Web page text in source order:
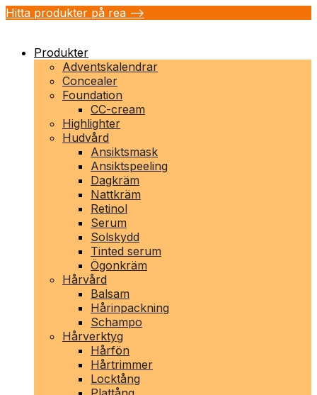
Hitta produkter på rea -->
Produkter
Adventskalendrar
Concealer
Foundation
CC-cream
Highlighter
Hudvård
Ansiktsmask
Ansiktspeeling
Dagkräm
Nattkräm
Retinol
Serum
Solskydd
Tinted serum
Ögonkräm
Hårvård
Balsam
Hårinpackning
Schampo
Hårverktyg
Hårfön
Hårtrimmer
Locktång